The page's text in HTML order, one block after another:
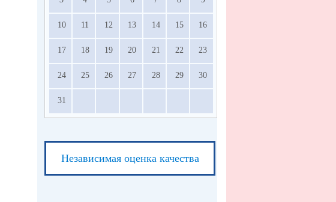
10 11 12 13 14 15 16
17 18 19 20 21 22 23
24 25 26 27 28 29 30
31
Независимая оценка качества